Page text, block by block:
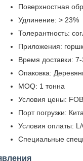
Поверхностная
Удлинение: > 23%
Толерантность:
Приложения:
Время доставки:
Опаковка:
MOQ: 1 тонна
Условия цены:
Порт погрузки:
Условия оплаты: L/
Специальные